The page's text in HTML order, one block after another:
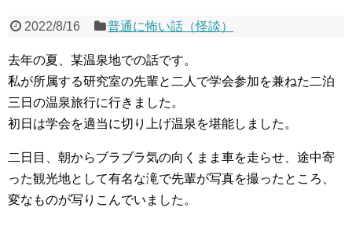
2022/8/16 普通に怖い話（怪談）
去年の夏、某温泉地での話です。
私が所属する研究室の先輩と二人で学会参加を兼ねた二泊
三日の温泉旅行に行きました。
初日は学会を適当に切り上げ温泉を堪能しました。
二日目、朝からブラブラ気の向くまま車を走らせ、途中寄
った観光地として有名な滝で先輩が写真を撮ったところ、
変なものが写りこんでいました。